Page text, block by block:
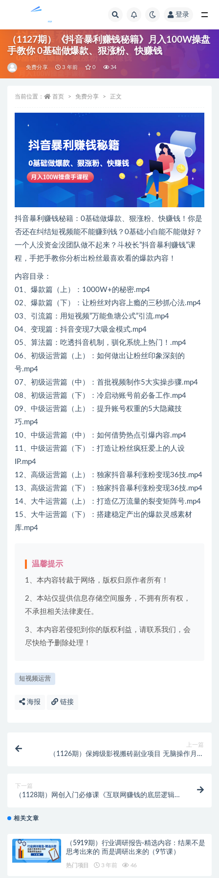
登录
（1127期）《抖音暴利赚钱秘籍》月入100W操盘
手教你 0基础做爆款、狠涨粉、快赚钱
免费分享 3 年前 0 34
当前位置： 首页 免费分享 正文
抖音暴利赚钱秘籍：0基础做爆款、狠涨粉、快赚钱！你是
否还在纠结短视频能不能赚到钱？0基础小白能不能做好？
一个人没资金没团队做不起来？斗校长”抖音暴利赚钱”课
程，手把手教你分析出粉丝最喜欢看的爆款内容！
内容目录：
01、爆款篇（上）：1000W+的秘密.mp4
02、爆款篇（下）：让粉丝对内容上瘾的三秒抓心法.mp4
03、引流篇：用短视频”万能鱼塘公式”引流.mp4
04、变现篇：抖音变现7大吸金模式.mp4
05、算法篇：吃透抖音机制，驯化系统上热门！.mp4
06、初级运营篇（上）：如何做出让粉丝印象深刻的
号.mp4
07、初级运营篇（中）：首批视频制作5大实操步骤.mp4
08、初级运营篇（下）：冷启动账号前必备工作.mp4
09、中级运营篇（上）：提升账号权重的5大隐藏技
巧.mp4
10、中级运营篇（中）：如何借势热点引爆内容.mp4
11、中级运营篇（下）：打造让粉丝疯狂爱上的人设
IP.mp4
12、高级运营篇（上）：独家抖音暴利涨粉变现36技.mp4
13、高级运营篇（下）：独家抖音暴利涨粉变现36技.mp4
14、大牛运营篇（上）：打造亿万流量的裂变矩阵号.mp4
15、大牛运营篇（下）：搭建稳定产出的爆款灵感素材
库.mp4
温馨提示
1、本内容转裁于网络，版权归原作者所有！
2、本站仅提供信息存储空间服务，不拥有所有权，
不承担相关法律麦任。
3、本内容若侵犯到你的版权利益，请联系我们，会
尽快给予删除处理！
短视频运营
海报 链接
上一篇
（1126期）保姆级影视搬砖副业项目 无脑操作月入
下一篇
（1128期）网创入门必修课《互联网赚钱的底层逻辑》
相关文章
（5919期）行业调研报告-精选内容：结果不是
思考出来的 而是调研出来的（9节课）
热门项目 3 年前 46